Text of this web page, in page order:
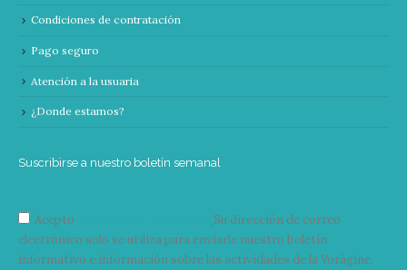
Condiciones de contratación
Pago seguro
Atención a la usuaria
¿Donde estamos?
Suscribirse a nuestro boletín semanal
Acepto
Su dirección de correo
electrónico solo se utiliza para enviarle nuestro boletín
informativo e información sobre las actividades de la Vorágine.